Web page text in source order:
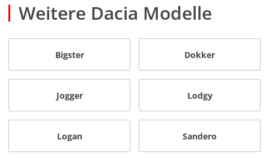
Weitere Dacia Modelle
Bigster Dokker
Jogger Lodgy
Logan Sandero